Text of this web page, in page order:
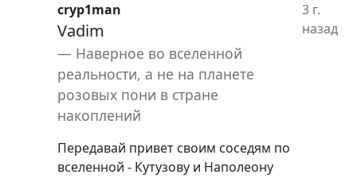
cryp1man
Vadim
Наверное во вселенной
реальности, а не на планете
розовых пони в стране
накоплений
Передавай привет своим соседям по
вселенной - Кутузову и Наполеону
3 г.
назад